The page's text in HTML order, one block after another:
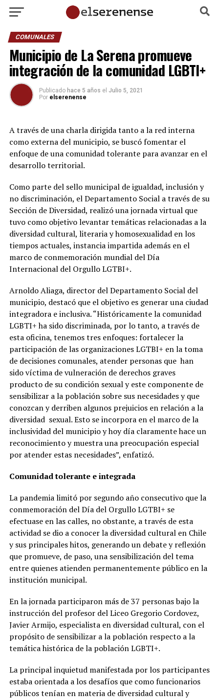
COMUNALES
Municipio de La Serena promueve
integración de la comunidad LGBTI+
Publicado hace 5 años el Julio 5, 2021
Por elserenense
A través de una charla dirigida tanto a la red interna
como externa del municipio, se buscó fomentar el
enfoque de una comunidad tolerante para avanzar en el
desarrollo territorial.
Como parte del sello municipal de igualdad, inclusión y
no discriminación, el Departamento Social a través de su
Sección de Diversidad, realizó una jornada virtual que
tuvo como objetivo levantar temáticas relacionadas a la
diversidad cultural, literaria y homosexualidad en los
tiempos actuales, instancia impartida además en el
marco de conmemoración mundial del Día
Internacional del Orgullo LGTBI+.
Arnoldo Aliaga, director del Departamento Social del
municipio, destacó que el objetivo es generar una ciudad
integradora e inclusiva. “Históricamente la comunidad
LGBTI+ ha sido discriminada, por lo tanto, a través de
esta oficina, tenemos tres enfoques: fortalecer la
participación de las organizaciones LGTBI+ en la toma
de decisiones comunales, atender personas que han
sido víctima de vulneración de derechos graves
producto de su condición sexual y este componente de
sensibilizar a la población sobre sus necesidades y que
conozcan y derriben algunos prejuicios en relación a la
diversidad sexual. Esto se incorpora en el marco de la
inclusividad del municipio y hoy día claramente hace un
reconocimiento y muestra una preocupación especial
por atender estas necesidades”, enfatizó.
Comunidad tolerante e integrada
La pandemia limitó por segundo año consecutivo que la
conmemoración del Día del Orgullo LGTBI+ se
efectuase en las calles, no obstante, a través de esta
actividad se dio a conocer la diversidad cultural en Chile
y sus principales hitos, generando un debate y reflexión
que promueve, de paso, una sensibilización del tema
entre quienes atienden permanentemente público en la
institución municipal.
En la jornada participaron más de 37 personas bajo la
instrucción del profesor del Liceo Gregorio Cordovez,
Javier Armijo, especialista en diversidad cultural, con el
propósito de sensibilizar a la población respecto a la
temática histórica de la población LGBTI+.
La principal inquietud manifestada por los participantes
estaba orientada a los desafíos que como funcionarios
públicos tenían en materia de diversidad cultural y